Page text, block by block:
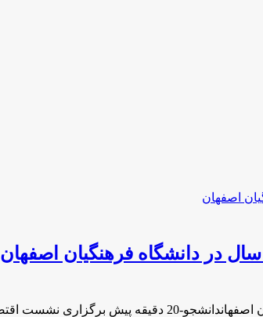
در دانشگاه فرهنگیان اصفهان
مقاومتی در راستای …